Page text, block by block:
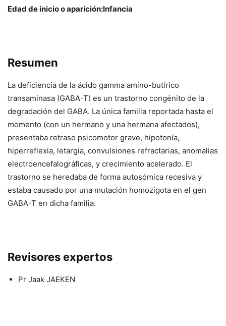
Edad de inicio o aparición:Infancia
Resumen
La deficiencia de la ácido gamma amino-butírico
transaminasa (GABA-T) es un trastorno congénito de la
degradación del GABA. La única familia reportada hasta el
momento (con un hermano y una hermana afectados),
presentaba retraso psicomotor grave, hipotonía,
hiperreflexia, letargia, convulsiones refractarias, anomalias
electroencefalográficas, y crecimiento acelerado. El
trastorno se heredaba de forma autosómica recesiva y
estaba causado por una mutación homozigota en el gen
GABA-T en dicha familia.
Revisores expertos
Pr Jaak JAEKEN